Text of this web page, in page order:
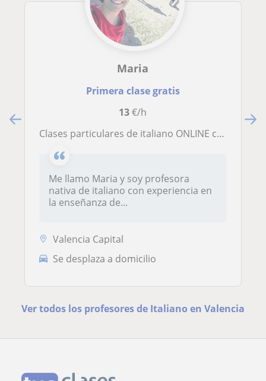
Maria
Primera clase gratis
13€/h
Clases particulares de italiano ONLINE con profesora nativa
Me llamo Maria y soy profesora
nativa de italiano con experiencia en
la enseñanza de...
Valencia Capital
Se desplaza a domicilio
Ver todos los profesores de Italiano en Valencia